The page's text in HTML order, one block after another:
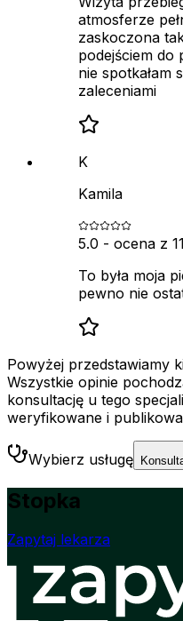
atmosferze
zaskoczona
podejściem do
nie spotkałam
zaleceniami
K
Kamila
5.0 - ocena z
To była moja
pewno nie
Powyżej przedstawiamy
Wszystkie opinie
konsultację u tego
weryfikowane i
Wybierz usługę
Stopka
Zapytaj lekarza